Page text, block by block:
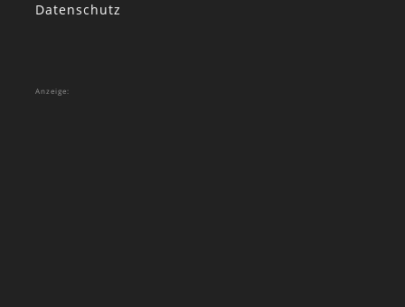
Datenschutz
Anzeige: